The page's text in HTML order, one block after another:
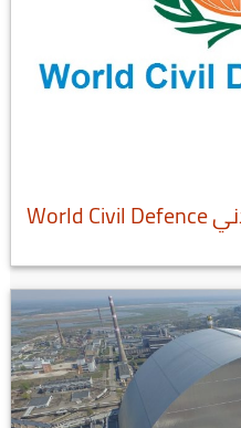
اليوم العالمي للدفاع المدني World Civil Defence